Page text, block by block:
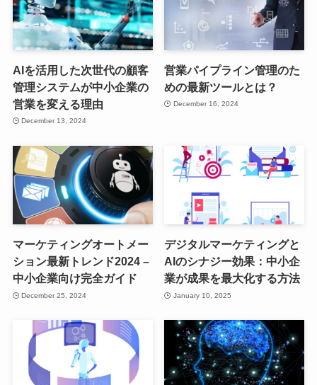
AIを活用した次世代の顧客
管理システムが中小企業の
営業を変える理由
December 13, 2024
営業パイプライン管理のた
めの最新ツールとは？
December 16, 2024
マーケティングオートメー
ション最新トレンド2024 –
中小企業向け完全ガイド
December 25, 2024
デジタルマーケティングと
AIのシナジー効果：中小企
業が成果を最大化する方法
January 10, 2025